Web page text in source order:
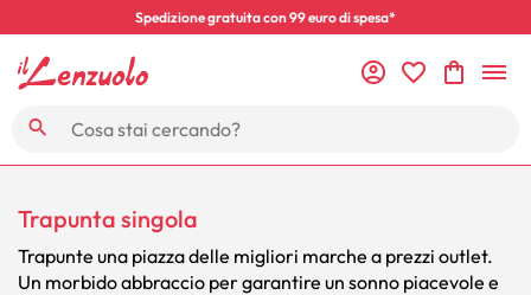
Spedizione gratuita con 99 euro di spesa*
Trapunta singola
Trapunte una piazza delle migliori marche a prezzi outlet.
Un morbido abbraccio per garantire un sonno piacevole e